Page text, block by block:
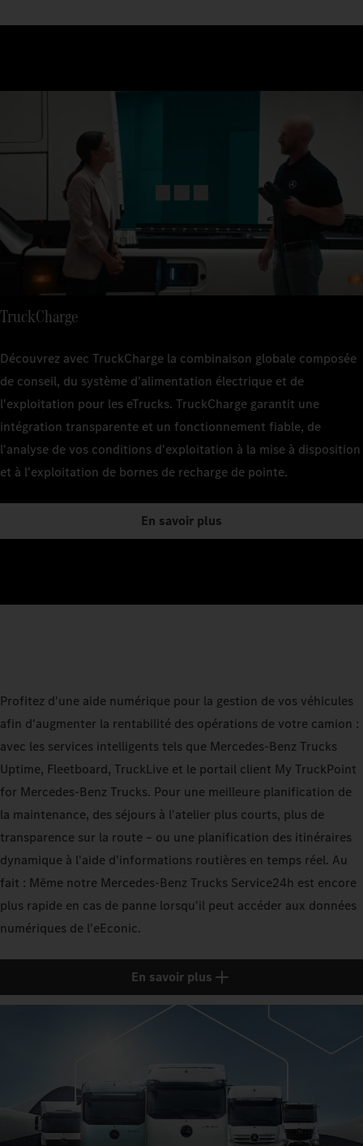
TruckCharge
Découvrez avec TruckCharge la combinaison globale composée
de conseil, du système d'alimentation électrique et de
l'exploitation pour les eTrucks. TruckCharge garantit une
intégration transparente et un fonctionnement fiable, de
l'analyse de vos conditions d'exploitation à la mise à disposition
et à l'exploitation de bornes de recharge de pointe.
En savoir plus
Profitez d'une aide numérique pour la gestion de vos véhicules
afin d'augmenter la rentabilité des opérations de votre camion :
avec les services intelligents tels que Mercedes-Benz Trucks
Uptime, Fleetboard, TruckLive et le portail client My TruckPoint
for Mercedes-Benz Trucks. Pour une meilleure planification de
la maintenance, des séjours à l'atelier plus courts, plus de
transparence sur la route – ou une planification des itinéraires
dynamique à l'aide d'informations routières en temps réel. Au
fait : Même notre Mercedes-Benz Trucks Service24h est encore
plus rapide en cas de panne lorsqu'il peut accéder aux données
numériques de l'eEconic.
En savoir plus